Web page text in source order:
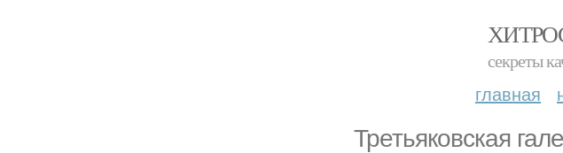
секреты
главная
Третьяковская